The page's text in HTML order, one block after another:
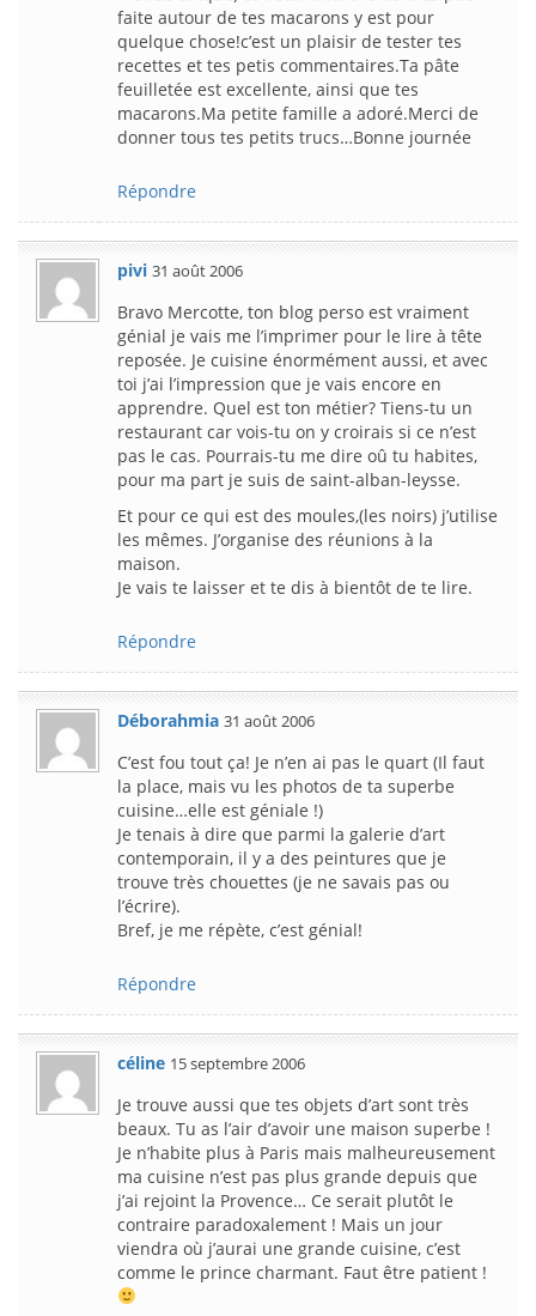
faite autour de tes macarons y est pour
quelque chose!c’est un plaisir de tester tes
recettes et tes petis commentaires.Ta pâte
feuilletée est excellente, ainsi que tes
macarons.Ma petite famille a adoré.Merci de
donner tous tes petits trucs…Bonne journée
Répondre
pivi 31 août 2006
Bravo Mercotte, ton blog perso est vraiment
génial je vais me l’imprimer pour le lire à tête
reposée. Je cuisine énormément aussi, et avec
toi j’ai l’impression que je vais encore en
apprendre. Quel est ton métier? Tiens-tu un
restaurant car vois-tu on y croirais si ce n’est
pas le cas. Pourrais-tu me dire oû tu habites,
pour ma part je suis de saint-alban-leysse.
Et pour ce qui est des moules,(les noirs) j’utilise
les mêmes. J’organise des réunions à la
maison.
Je vais te laisser et te dis à bientôt de te lire.
Répondre
Déborahmia 31 août 2006
C’est fou tout ça! Je n’en ai pas le quart (Il faut
la place, mais vu les photos de ta superbe
cuisine…elle est géniale !)
Je tenais à dire que parmi la galerie d’art
contemporain, il y a des peintures que je
trouve très chouettes (je ne savais pas ou
l’écrire).
Bref, je me répète, c’est génial!
Répondre
céline 15 septembre 2006
Je trouve aussi que tes objets d’art sont très
beaux. Tu as l’air d’avoir une maison superbe !
Je n’habite plus à Paris mais malheureusement
ma cuisine n’est pas plus grande depuis que
j’ai rejoint la Provence… Ce serait plutôt le
contraire paradoxalement ! Mais un jour
viendra où j’aurai une grande cuisine, c’est
comme le prince charmant. Faut être patient !